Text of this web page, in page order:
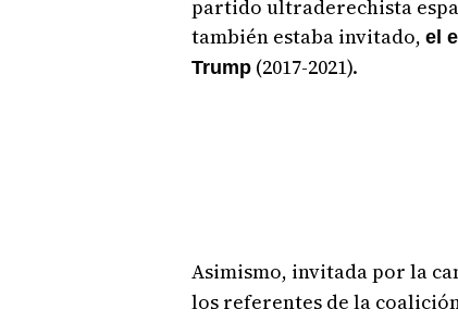
partido ultraderechista
también estaba invitado, el
Trump(2017-2021).
Asimismo, invitada por la
los referentes de la